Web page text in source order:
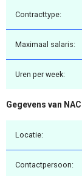
Contracttype:
Maximaal salaris:
Uren per week:
Gegevens van
Locatie:
Contactpersoon: